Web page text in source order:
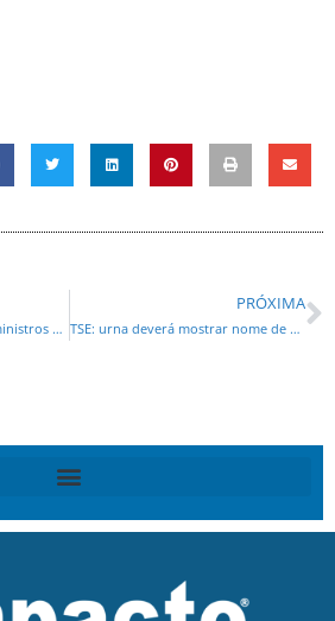
Bolsonaro não vai trocar ministros para agradar Biden, garante líder do governo
PRÓXIMA
TSE: urna deverá mostrar nome de candidato com registro pendente